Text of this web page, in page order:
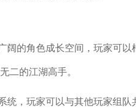
阔的角色成长空间，玩家可以
二的江湖高手。
，玩家可以与其他玩家组队